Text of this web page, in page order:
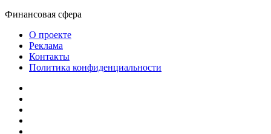
Финансовая сфера
О проекте
Реклама
Контакты
Политика конфиденциальности